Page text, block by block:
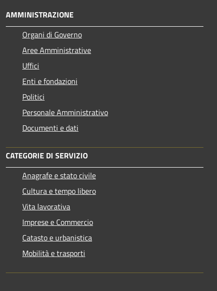
AMMINISTRAZIONE
Organi di Governo
Aree Amministrative
Uffici
Enti e fondazioni
Politici
Personale Amministrativo
Documenti e dati
CATEGORIE DI SERVIZIO
Anagrafe e stato civile
Cultura e tempo libero
Vita lavorativa
Imprese e Commercio
Catasto e urbanistica
Mobilità e trasporti